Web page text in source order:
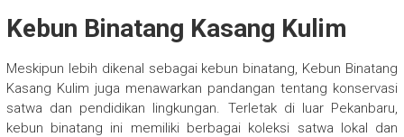
Kebun Binatang Kasang Kulim
Meskipun lebih dikenal sebagai kebun binatang, Kebun Binatang
Kasang Kulim juga menawarkan pandangan tentang konservasi
satwa dan pendidikan lingkungan. Terletak di luar Pekanbaru,
kebun binatang ini memiliki berbagai koleksi satwa lokal dan